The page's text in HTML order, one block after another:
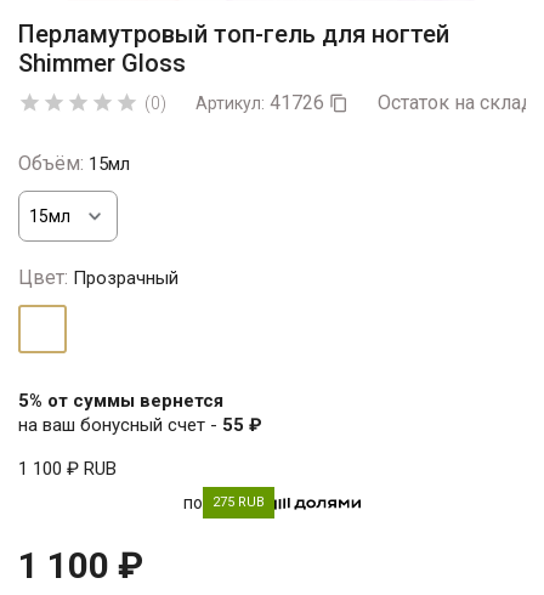
Перламутровый топ-гель для ногтей
Shimmer Gloss
     (0) Артикул: 41726  Остаток на
Объём: 15мл
Цвет: Прозрачный
5% от суммы вернется
на ваш бонусный счет - 55 ₽
1 100 ₽ RUB
по 275 RUB
1 100 ₽